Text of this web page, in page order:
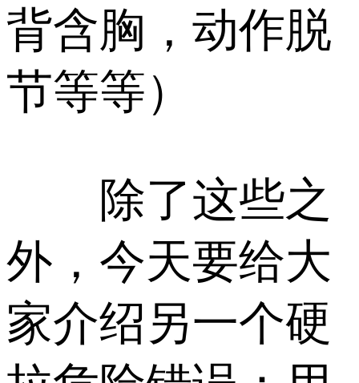
背含胸，动作脱
节等等）
除了这些之
外，今天要给大
家介绍另一个硬